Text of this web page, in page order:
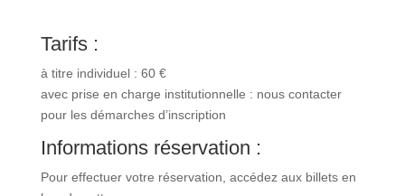
Lieu de la formation : Poitiers
Date de la formation : 16 novembre 2022
Durée :2 heures 30 minutes
Horaires (Heure Paris) :14h30 à 17h00
Tarifs :
à titre individuel : 60 €